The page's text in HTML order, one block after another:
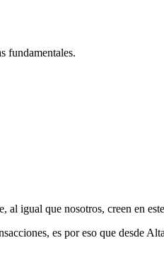
fundamentales.
al igual que nosotros, creen en
es por eso que desde